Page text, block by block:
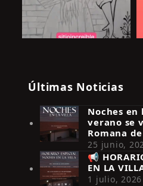
Síguenos
Últimas Noticias
Noches en
verano se
Romana
25 junio,
📢
EN LA
1 julio, 2026